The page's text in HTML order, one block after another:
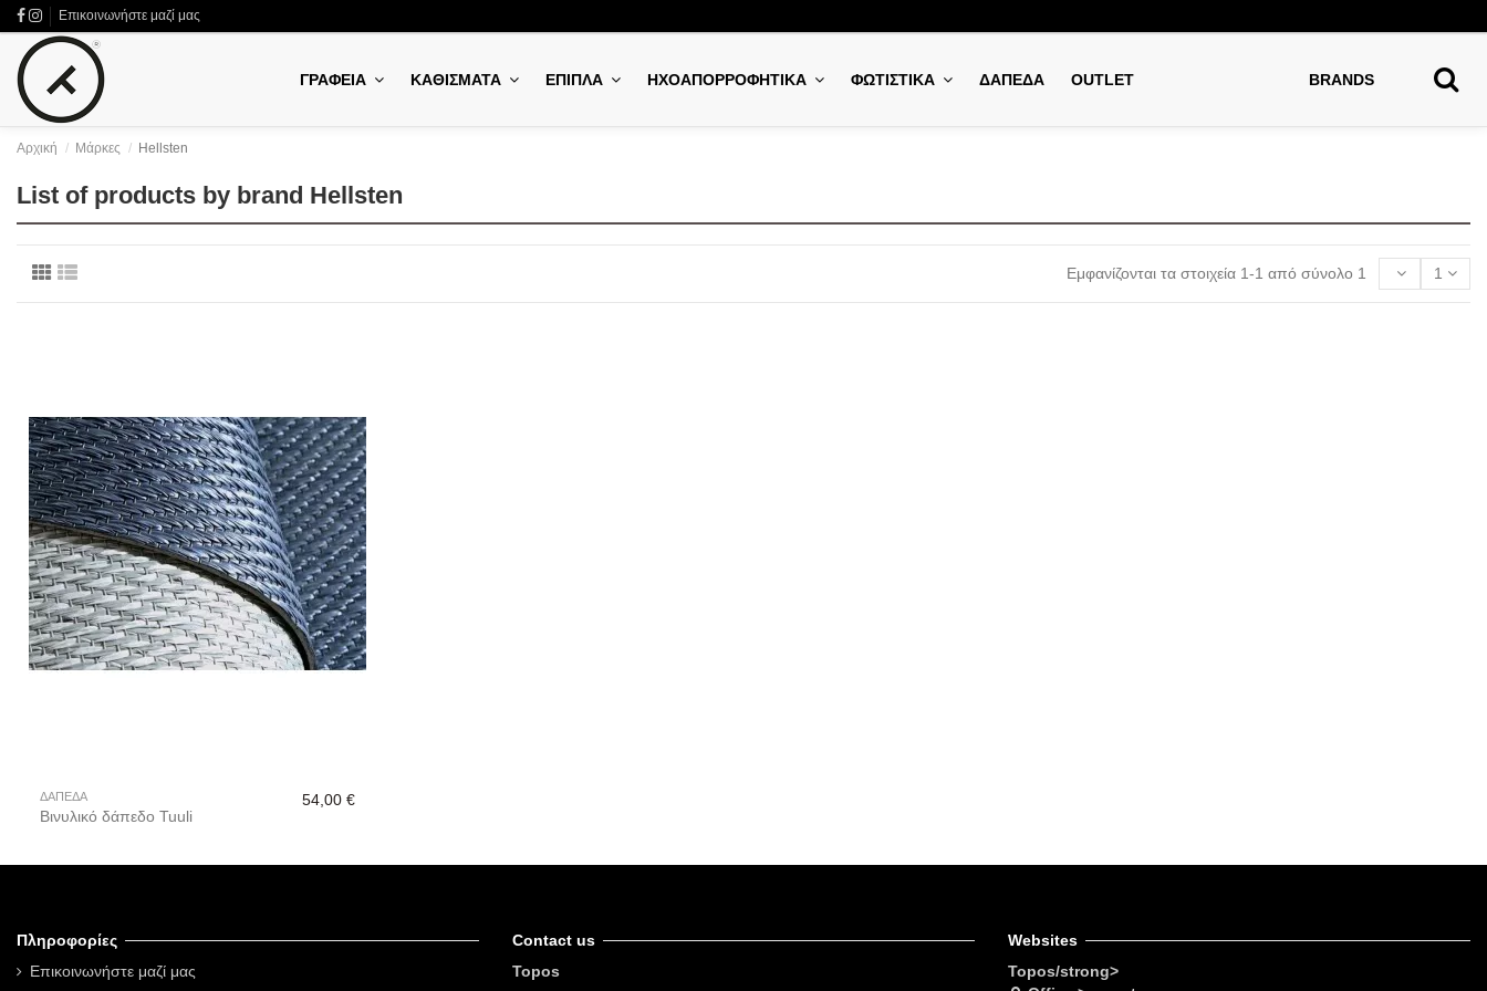
Επικοινωνήστε μαζί μας
ΓΡΑΦΕΙΑ ΚΑΘΙΣΜΑΤΑ ΕΠΙΠΛΑ ΗΧΟΑΠΟΡΡΟΦΗΤΙΚΑ ΦΩΤΙΣΤΙΚΑ ΔΑΠΕΔΑ OUTLET BRANDS
Αρχική Μάρκες Hellsten
List of products by brand Hellsten
Εμφανίζονται τα στοιχεία 1-1 από σύνολο 1 1
ΔΑΠΕΔΑ
Βινυλικό δάπεδο Tuuli
54,00 €
Πληροφορίες
Επικοινωνήστε μαζί μας
Contact us
Topos
Websites
Topos/strong>